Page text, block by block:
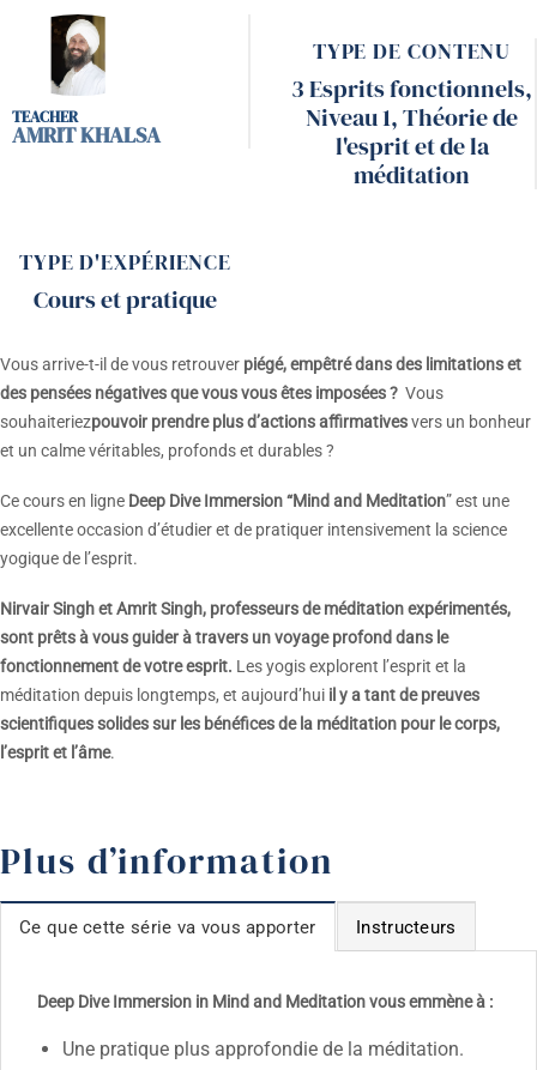
AMRIT KHALSA
TYPE DE CONTENU
3 Esprits fonctionnels,
Niveau 1,Théorie de
l'esprit et de la
méditation
TYPE D'EXPÉRIENCE
Cours et pratique
Vous arrive-t-il de vous retrouver piégé, empêtré dans des limitations et
des pensées négatives que vous vous êtes imposées ? Vous
souhaiteriezpouvoir prendre plus d’actions affirmativesvers un bonheur
et un calme véritables, profonds et durables ?
Ce cours en ligne Deep Dive Immersion “Mind and Meditation” est une
excellente occasion d’étudier et de pratiquer intensivement la science
yogique de l’esprit.
Nirvair Singh et Amrit Singh, professeurs de méditation expérimentés,
sont prêts à vous guider à travers un voyage profond dans le
fonctionnement de votre esprit. Les yogis explorent l’esprit et la
méditation depuis longtemps, et aujourd’hui il y a tant de preuves
scientifiques solides sur les bénéfices de la méditation pour le corps,
l’esprit et l’âme.
Plus d’information
Ce que cette série va vous apporter Instructeurs
Deep Dive Immersion in Mind and Meditation vous emmène à :
Une pratique plus approfondie de la méditation.